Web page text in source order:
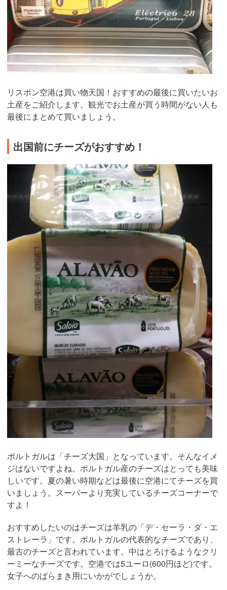
リスボン空港は買い物天国！おすすめの最後に買いたいお
土産をご紹介します。観光でお土産が買う時間がない人も
最後にまとめて買いましょう。
出国前にチーズがおすすめ！
ポルトガルは「チーズ大国」となっています。そんなイメ
ジはないですよね。ポルトガル産のチーズはとっても美味
しいです。夏の暑い時期などは最後に空港にてチーズを買
いましょう。スーパーより充実しているチーズコーナーで
すよ！
おすすめしたいのはチーズは羊乳の「デ・セーラ・ダ・エ
ストレーラ」です。ポルトガルの代表的なチーズであり、
最古のチーズと言われています。中はとろけるようなクリ
ーミーなチーズです。空港では5ユーロ(600円ほど)です。
女子へのばらまき用にいかがでしょうか。